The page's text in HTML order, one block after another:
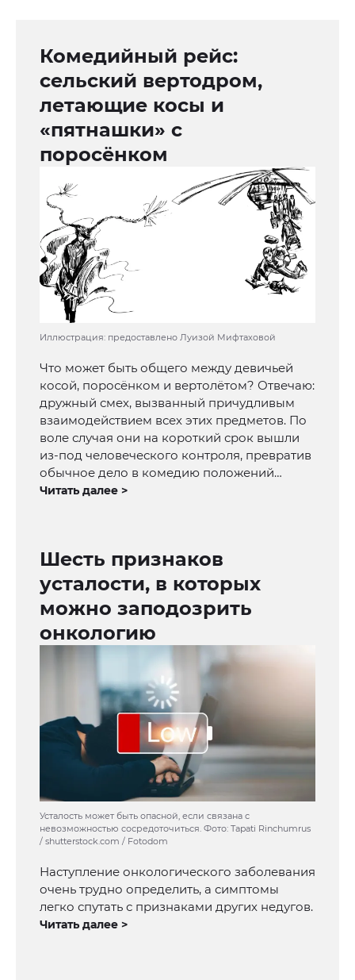
Комедийный рейс:
сельский вертодром,
летающие косы и
«пятнашки» с
поросёнком
Иллюстрация: предоставлено Луизой Мифтаховой
Что может быть общего между девичьей
косой, поросёнком и вертолётом? Отвечаю:
дружный смех, вызванный причудливым
взаимодействием всех этих предметов. По
воле случая они на короткий срок вышли
из-под человеческого контроля, превратив
обычное дело в комедию положений…
Читать далее >
Шесть признаков
усталости, в которых
можно заподозрить
онкологию
Усталость может быть опасной, если связана с
невозможностью сосредоточиться. Фото: Tapati Rinchumrus
/ shutterstock.com / Fotodom
Наступление онкологического заболевания
очень трудно определить, а симптомы
легко спутать с признаками других недугов.
Читать далее >